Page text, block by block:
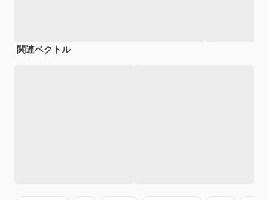
関連ベクトル